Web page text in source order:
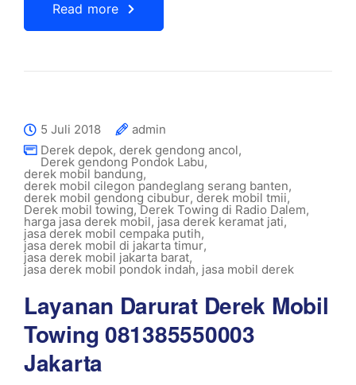
Read more
5 Juli 2018
admin
Derek depok, derek gendong ancol,
Derek gendong Pondok Labu,
derek mobil bandung,
derek mobil cilegon pandeglang serang banten,
derek mobil gendong cibubur, derek mobil tmii,
Derek mobil towing,Derek Towing di Radio Dalem,
harga jasa derek mobil, jasa derek keramat jati,
jasa derek mobil cempaka putih,
jasa derek mobil di jakarta timur,
jasa derek mobil jakarta barat,
jasa derek mobil pondok indah, jasa mobil derek
Layanan Darurat Derek Mobil
Towing 081385550003
Jakarta